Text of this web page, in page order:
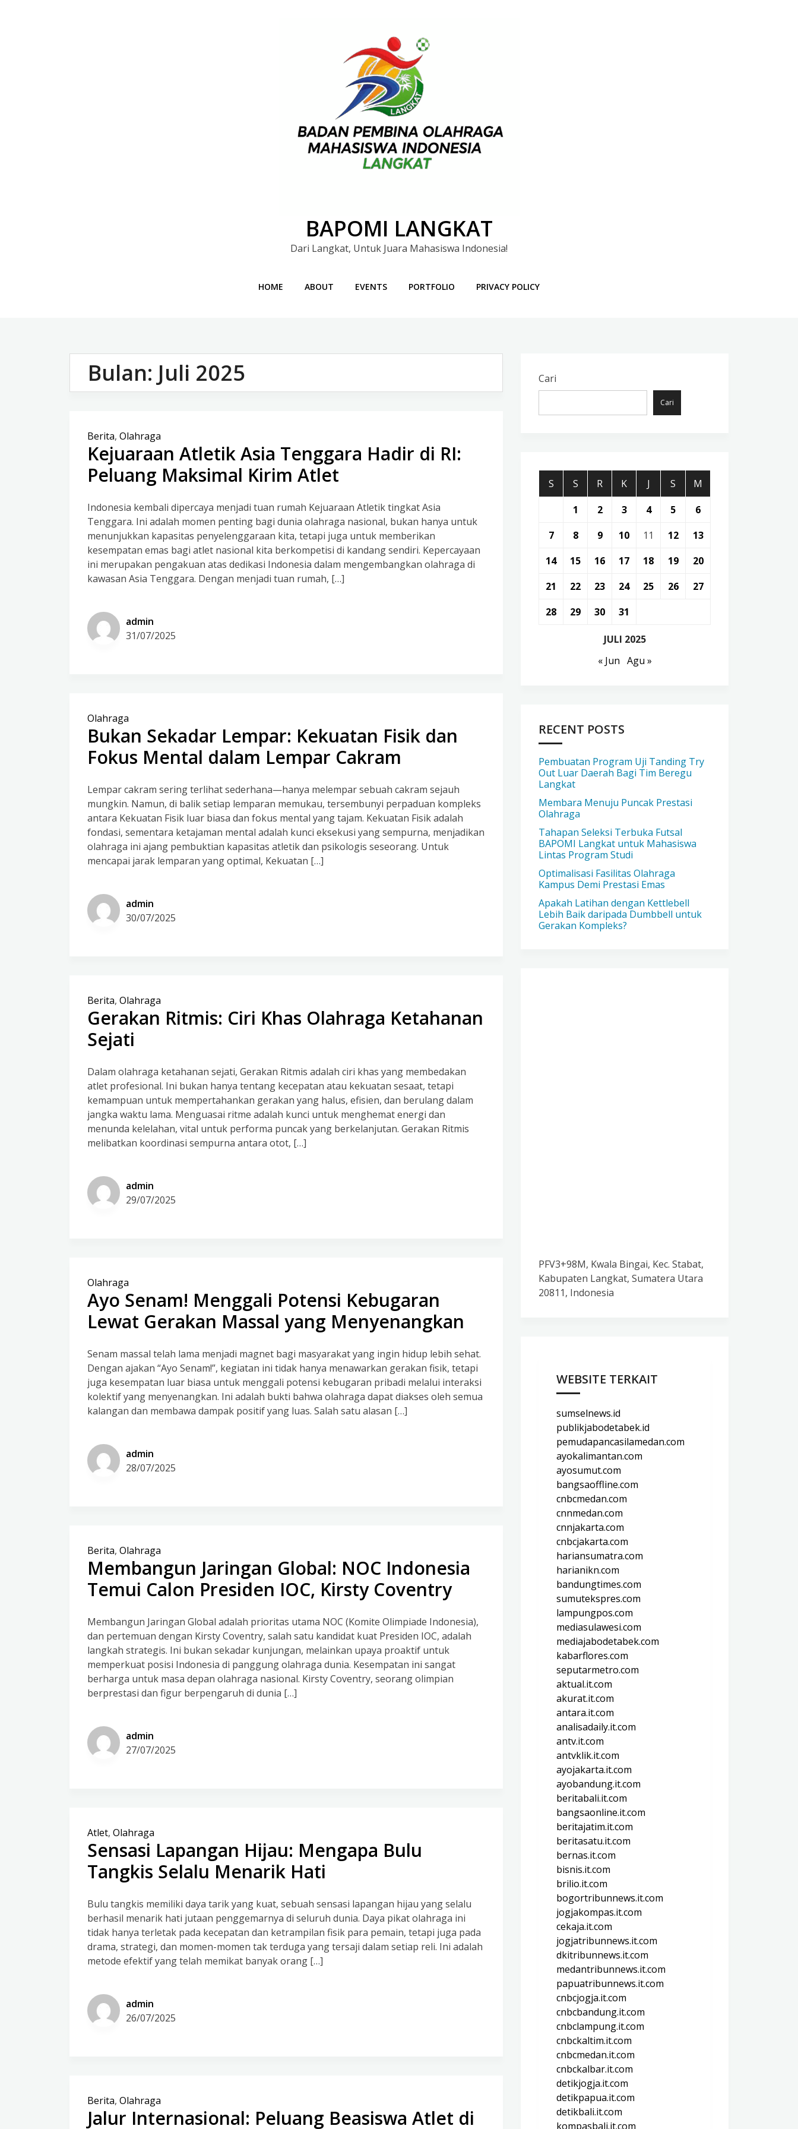
BAPOMI LANGKAT
Dari Langkat, Untuk Juara Mahasiswa Indonesia!
HOME ABOUT EVENTS PORTFOLIO PRIVACY POLICY
Bulan: Juli 2025
Berita, Olahraga
Kejuaraan Atletik Asia Tenggara Hadir di RI:
Peluang Maksimal Kirim Atlet
Indonesia kembali dipercaya menjadi tuan rumah Kejuaraan Atletik tingkat Asia
Tenggara. Ini adalah momen penting bagi dunia olahraga nasional, bukan hanya untuk
menunjukkan kapasitas penyelenggaraan kita, tetapi juga untuk memberikan
kesempatan emas bagi atlet nasional kita berkompetisi di kandang sendiri. Kepercayaan
ini merupakan pengakuan atas dedikasi Indonesia dalam mengembangkan olahraga di
kawasan Asia Tenggara. Dengan menjadi tuan rumah, […]
admin
31/07/2025
Olahraga
Bukan Sekadar Lempar: Kekuatan Fisik dan
Fokus Mental dalam Lempar Cakram
Lempar cakram sering terlihat sederhana—hanya melempar sebuah cakram sejauh
mungkin. Namun, di balik setiap lemparan memukau, tersembunyi perpaduan kompleks
antara Kekuatan Fisik luar biasa dan fokus mental yang tajam. Kekuatan Fisik adalah
fondasi, sementara ketajaman mental adalah kunci eksekusi yang sempurna, menjadikan
olahraga ini ajang pembuktian kapasitas atletik dan psikologis seseorang. Untuk
mencapai jarak lemparan yang optimal, Kekuatan […]
admin
30/07/2025
Berita, Olahraga
Gerakan Ritmis: Ciri Khas Olahraga Ketahanan
Sejati
Dalam olahraga ketahanan sejati, Gerakan Ritmis adalah ciri khas yang membedakan
atlet profesional. Ini bukan hanya tentang kecepatan atau kekuatan sesaat, tetapi
kemampuan untuk mempertahankan gerakan yang halus, efisien, dan berulang dalam
jangka waktu lama. Menguasai ritme adalah kunci untuk menghemat energi dan
menunda kelelahan, vital untuk performa puncak yang berkelanjutan. Gerakan Ritmis
melibatkan koordinasi sempurna antara otot, […]
admin
29/07/2025
Olahraga
Ayo Senam! Menggali Potensi Kebugaran
Lewat Gerakan Massal yang Menyenangkan
Senam massal telah lama menjadi magnet bagi masyarakat yang ingin hidup lebih sehat.
Dengan ajakan “Ayo Senam!”, kegiatan ini tidak hanya menawarkan gerakan fisik, tetapi
juga kesempatan luar biasa untuk menggali potensi kebugaran pribadi melalui interaksi
kolektif yang menyenangkan. Ini adalah bukti bahwa olahraga dapat diakses oleh semua
kalangan dan membawa dampak positif yang luas. Salah satu alasan […]
admin
28/07/2025
Berita, Olahraga
Membangun Jaringan Global: NOC Indonesia
Temui Calon Presiden IOC, Kirsty Coventry
Membangun Jaringan Global adalah prioritas utama NOC (Komite Olimpiade Indonesia),
dan pertemuan dengan Kirsty Coventry, salah satu kandidat kuat Presiden IOC, adalah
langkah strategis. Ini bukan sekadar kunjungan, melainkan upaya proaktif untuk
memperkuat posisi Indonesia di panggung olahraga dunia. Kesempatan ini sangat
berharga untuk masa depan olahraga nasional. Kirsty Coventry, seorang olimpian
berprestasi dan figur berpengaruh di dunia […]
admin
27/07/2025
Atlet, Olahraga
Sensasi Lapangan Hijau: Mengapa Bulu
Tangkis Selalu Menarik Hati
Bulu tangkis memiliki daya tarik yang kuat, sebuah sensasi lapangan hijau yang selalu
berhasil menarik hati jutaan penggemarnya di seluruh dunia. Daya pikat olahraga ini
tidak hanya terletak pada kecepatan dan ketrampilan fisik para pemain, tetapi juga pada
drama, strategi, dan momen-momen tak terduga yang tersaji dalam setiap reli. Ini adalah
metode efektif yang telah memikat banyak orang […]
admin
26/07/2025
Berita, Olahraga
Jalur Internasional: Peluang Beasiswa Atlet di
Cari
Cari
JULI 2025
S S R K J S
M
1
2 3 4 5
6
7
8 9 10 11 12
13
14
15 16 17 18 19
20
21
22 23 24 25 26
27
28
29 30 31
« Jun Agu »
RECENT POSTS
Pembuatan Program Uji Tanding Try
Out Luar Daerah Bagi Tim Beregu
Langkat
Membara Menuju Puncak Prestasi
Olahraga
Tahapan Seleksi Terbuka Futsal
BAPOMI Langkat untuk Mahasiswa
Lintas Program Studi
Optimalisasi Fasilitas Olahraga
Kampus Demi Prestasi Emas
Apakah Latihan dengan Kettlebell
Lebih Baik daripada Dumbbell untuk
Gerakan Kompleks?
PFV3+98M, Kwala Bingai, Kec. Stabat,
Kabupaten Langkat, Sumatera Utara
20811, Indonesia
WEBSITE TERKAIT
sumselnews.id
publikjabodetabek.id
pemudapancasilamedan.com
ayokalimantan.com
ayosumut.com
bangsaoffline.com
cnbcmedan.com
cnnmedan.com
cnnjakarta.com
cnbcjakarta.com
hariansumatra.com
harianikn.com
bandungtimes.com
sumutekspres.com
lampungpos.com
mediasulawesi.com
mediajabodetabek.com
kabarflores.com
seputarmetro.com
aktual.it.com
akurat.it.com
antara.it.com
analisadaily.it.com
antv.it.com
antvklik.it.com
ayojakarta.it.com
ayobandung.it.com
beritabali.it.com
bangsaonline.it.com
beritajatim.it.com
beritasatu.it.com
bernas.it.com
bisnis.it.com
brilio.it.com
bogortribunnews.it.com
jogjakompas.it.com
cekaja.it.com
jogjatribunnews.it.com
dkitribunnews.it.com
medantribunnews.it.com
papuatribunnews.it.com
cnbcjogja.it.com
cnbcbandung.it.com
cnbclampung.it.com
cnbckaltim.it.com
cnbcmedan.it.com
cnbckalbar.it.com
detikjogja.it.com
detikpapua.it.com
detikbali.it.com
kompasbali.it.com